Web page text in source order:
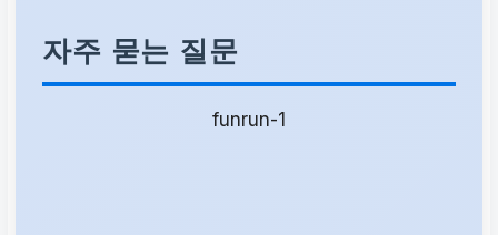
자주 묻는 질문
funrun-1